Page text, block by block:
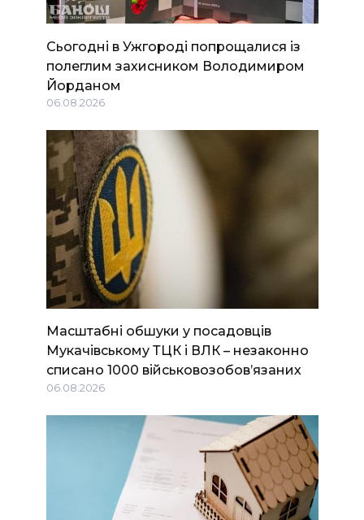
Сьогодні в Ужгороді попрощалися із
полеглим захисником Володимиром
Йорданом
06.08.2026
Масштабні обшуки у посадовців
Мукачівському ТЦК і ВЛК – незаконно
списано 1000 військовозобов’язаних
06.08.2026